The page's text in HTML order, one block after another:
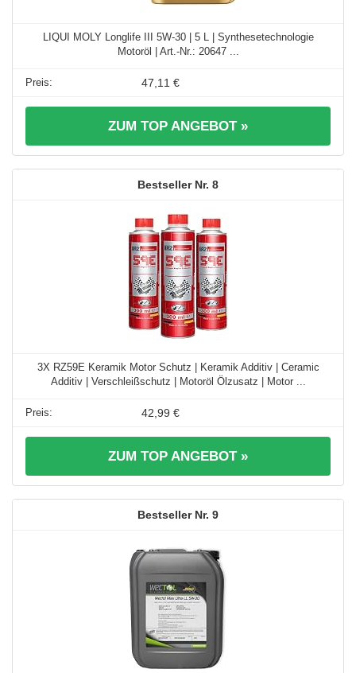
LIQUI MOLY Longlife III 5W-30 | 5 L | Synthesetechnologie
Motoröl | Art.-Nr.: 20647 ...
47,11 €
ZUM TOP ANGEBOT »
8
3X RZ59E Keramik Motor Schutz | Keramik Additiv | Ceramic
Additiv | Verschleißschutz | Motoröl Ölzusatz | Motor ...
42,99 €
ZUM TOP ANGEBOT »
9